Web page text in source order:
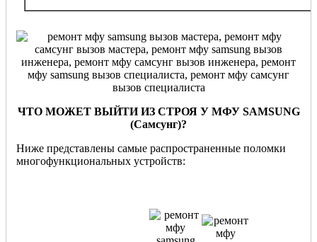
ЧТО МОЖЕТ ВЫЙТИ ИЗ СТРОЯ У МФУ SAMSUNG
(Самсунг)?
Ниже представлены самые распространенные поломки
многофункциональных устройств: